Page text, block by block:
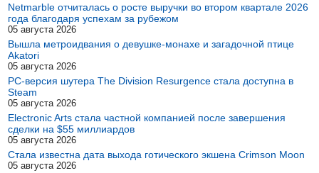
Netmarble отчиталась о росте выручки во втором квартале 2026
года благодаря успехам за рубежом
05 августа 2026
Вышла метроидвания о девушке-монахе и загадочной птице
Akatori
05 августа 2026
PC-версия шутера The Division Resurgence стала доступна в
Steam
05 августа 2026
Electronic Arts стала частной компанией после завершения
сделки на $55 миллиардов
05 августа 2026
Стала известна дата выхода готического экшена Crimson Moon
05 августа 2026